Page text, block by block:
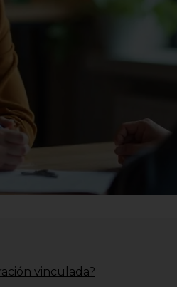
vinculada?